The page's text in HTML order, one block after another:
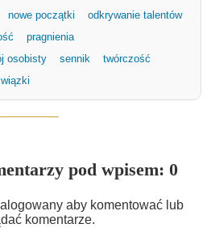
nowe początki
odkrywanie talentów
pragnienia
osobisty sennik
twórczość
pod wpisem: 0
aby komentować lub
komentarze.